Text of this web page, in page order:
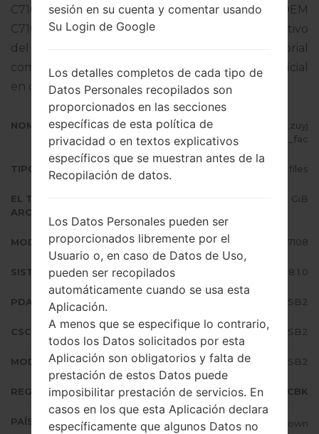
C7108CBK1BSB2,Versión de MODEM
C7108ZMU1BSB2. La versión del sistema operativo
del firmware dado es Android Oreo 8.1.0. Tutorial
completo sobre cómo actualizar el firmware oficial
en dispositivos Samsungaquí
NOMBRE DE ARCHIVO
SM-C7108_2_20190227135840_zuyj
dk6ez5_fac
TIPO DE FIRMWARE 4 files
EL TAMAÑO DEL
ARCHIVO
2.25 GiB
MODELO Samsung SM-C7108
SISTEMA OPERATIVO Android Oreo 8.1.0
PDA/AP VERSIÓN C7108ZMU1BSB2
CSC VERSIÓN C7108CBK1BSB2
MODEM/CP VERSIÓN C7108ZMU1BSB2
REGIÓN CBK
PAÍS (UN/EL PAÍS) Unknown
sesión en su cuenta y comentar usando
Su Login de Google
Los detalles completos de cada tipo de
Datos Personales recopilados son
proporcionados en las secciones
específicas de esta política de
privacidad o en textos explicativos
específicos que se muestran antes de la
Recopilación de datos.
Los Datos Personales pueden ser
proporcionados libremente por el
Usuario o, en caso de Datos de Uso,
pueden ser recopilados
automáticamente cuando se usa esta
Aplicación.
A menos que se especifique lo contrario,
todos los Datos solicitados por esta
Aplicación son obligatorios y falta de
prestación de estos Datos puede
imposibilitar prestación de servicios. En
casos en los que esta Aplicación declara
específicamente que algunos Datos no